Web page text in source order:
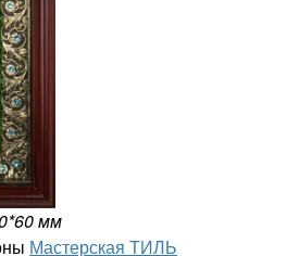
мм
Мастерская ТИЛЬ